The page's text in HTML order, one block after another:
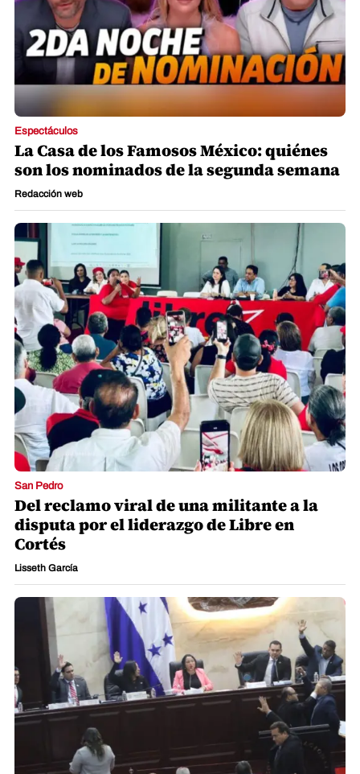
Espectáculos
La Casa de los Famosos México: quiénes
son los nominados de la segunda semana
Redacción web
San Pedro
Del reclamo viral de una militante a la
disputa por el liderazgo de Libre en
Cortés
Lisseth García